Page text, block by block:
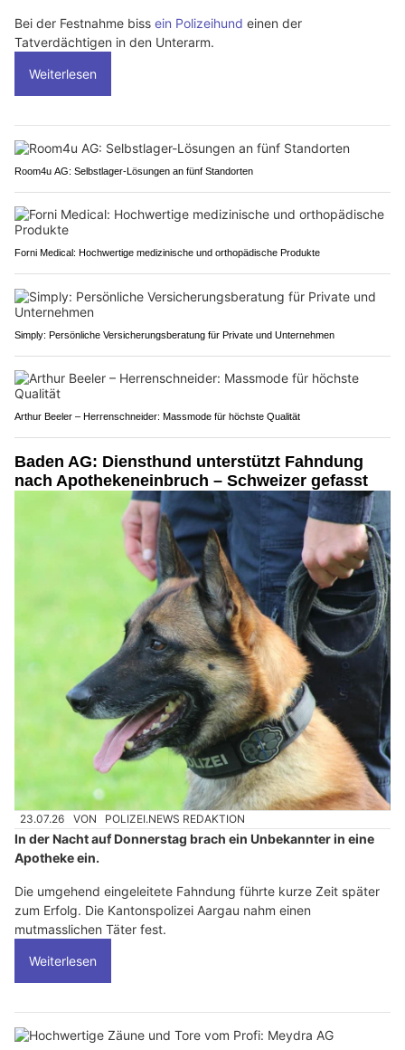
Bei der Festnahme biss ein Polizeihund einen der
Tatverdächtigen in den Unterarm.
Weiterlesen
Room4u AG: Selbstlager-Lösungen an fünf Standorten
Forni Medical: Hochwertige medizinische und orthopädische Produkte
Simply: Persönliche Versicherungsberatung für Private und Unternehmen
Arthur Beeler – Herrenschneider: Massmode für höchste Qualität
Baden AG: Diensthund unterstützt Fahndung
nach Apothekeneinbruch – Schweizer gefasst
23.07.26 VON POLIZEI.NEWS REDAKTION
In der Nacht auf Donnerstag brach ein Unbekannter in eine
Apotheke ein.
Die umgehend eingeleitete Fahndung führte kurze Zeit später
zum Erfolg. Die Kantonspolizei Aargau nahm einen
mutmasslichen Täter fest.
Weiterlesen